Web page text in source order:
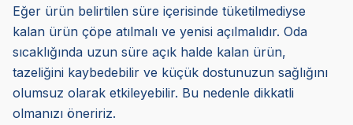
Eğer ürün belirtilen süre içerisinde tüketilmediyse
kalan ürün çöpe atılmalı ve yenisi açılmalıdır. Oda
sıcaklığında uzun süre açık halde kalan ürün,
tazeliğini kaybedebilir ve küçük dostunuzun sağlığını
olumsuz olarak etkileyebilir. Bu nedenle dikkatli
olmanızı öneririz.